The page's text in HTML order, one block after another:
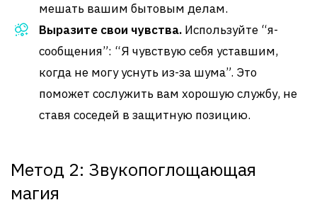
мешать вашим бытовым делам.
Выразите свои чувства. Используйте “я-
сообщения”: “Я чувствую себя уставшим,
когда не могу уснуть из-за шума”. Это
поможет сослужить вам хорошую службу, не
ставя соседей в защитную позицию.
Метод 2: Звукопоглощающая
магия